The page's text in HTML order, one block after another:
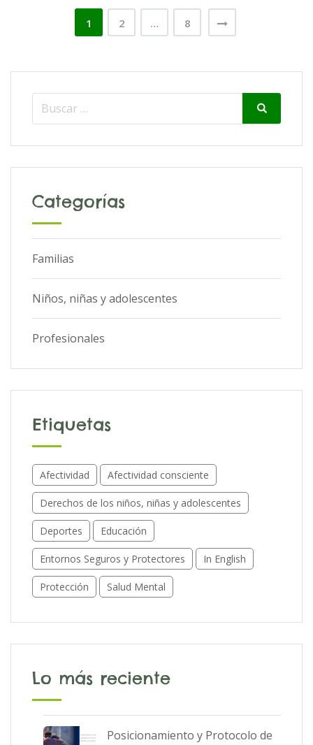
Paginación
entradas
1 2 … 8
Search
Search
Categorías
Familias
Niños, niñas y adolescentes
Profesionales
Etiquetas
Afectividad Afectividad consciente
Derechos de los niños, niñas y adolescentes
Deportes Educación
Entornos Seguros y Protectores In English
Protección Salud Mental
Lo más reciente
Posicionamiento y Protocolo de